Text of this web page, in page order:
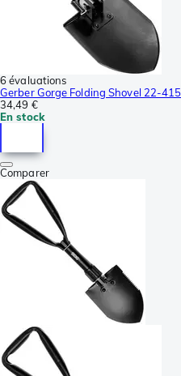
6 évaluations
Gerber Gorge Folding Shovel 22-
34,49 €
En stock
Comparer